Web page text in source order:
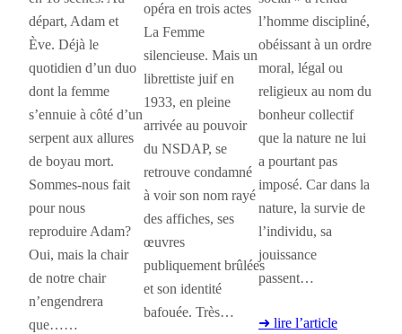
départ, Adam et
Ève. Déjà le
quotidien d’un duo
dont la femme
s’ennuie à côté d’un
serpent aux allures
de boyau mort.
Sommes-nous fait
pour nous
reproduire Adam?
Oui, mais la chair
de notre chair
n’engendrera
que……
opéra en trois actes
La Femme
silencieuse. Mais un
librettiste juif en
1933, en pleine
arrivée au pouvoir
du NSDAP, se
retrouve condamné
à voir son nom rayé
des affiches, ses
œuvres
publiquement brûlées
et son identité
bafouée. Très…
l’homme discipliné,
obéissant à un ordre
moral, légal ou
religieux au nom du
bonheur collectif
que la nature ne lui
a pourtant pas
imposé. Car dans la
nature, la survie de
l’individu, sa
jouissance
passent…
➜ lire l’article